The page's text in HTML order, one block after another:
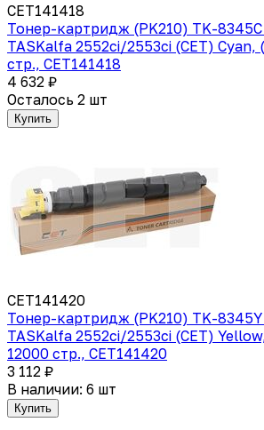
CET141418
Тонер-картридж (PK210) TK-8345C
TASKalfa 2552ci/2553ci (CET) Cyan,
стр., CET141418
4 632 ₽
Осталось 2 шт
Купить
CET141420
Тонер-картридж (PK210) TK-8345Y
TASKalfa 2552ci/2553ci (CET)
12000 стр., CET141420
3 112 ₽
В наличии: 6 шт
Купить